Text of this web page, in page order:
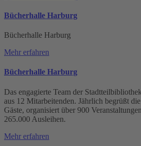
Bücherhalle Harburg
Bücherhalle Harburg
Mehr erfahren
Bücherhalle Harburg
Das engagierte Team der
aus 12 Mitarbeitenden. Jährlich begrüßt
Gäste, organisiert über 900
265.000 Ausleihen.
Mehr erfahren